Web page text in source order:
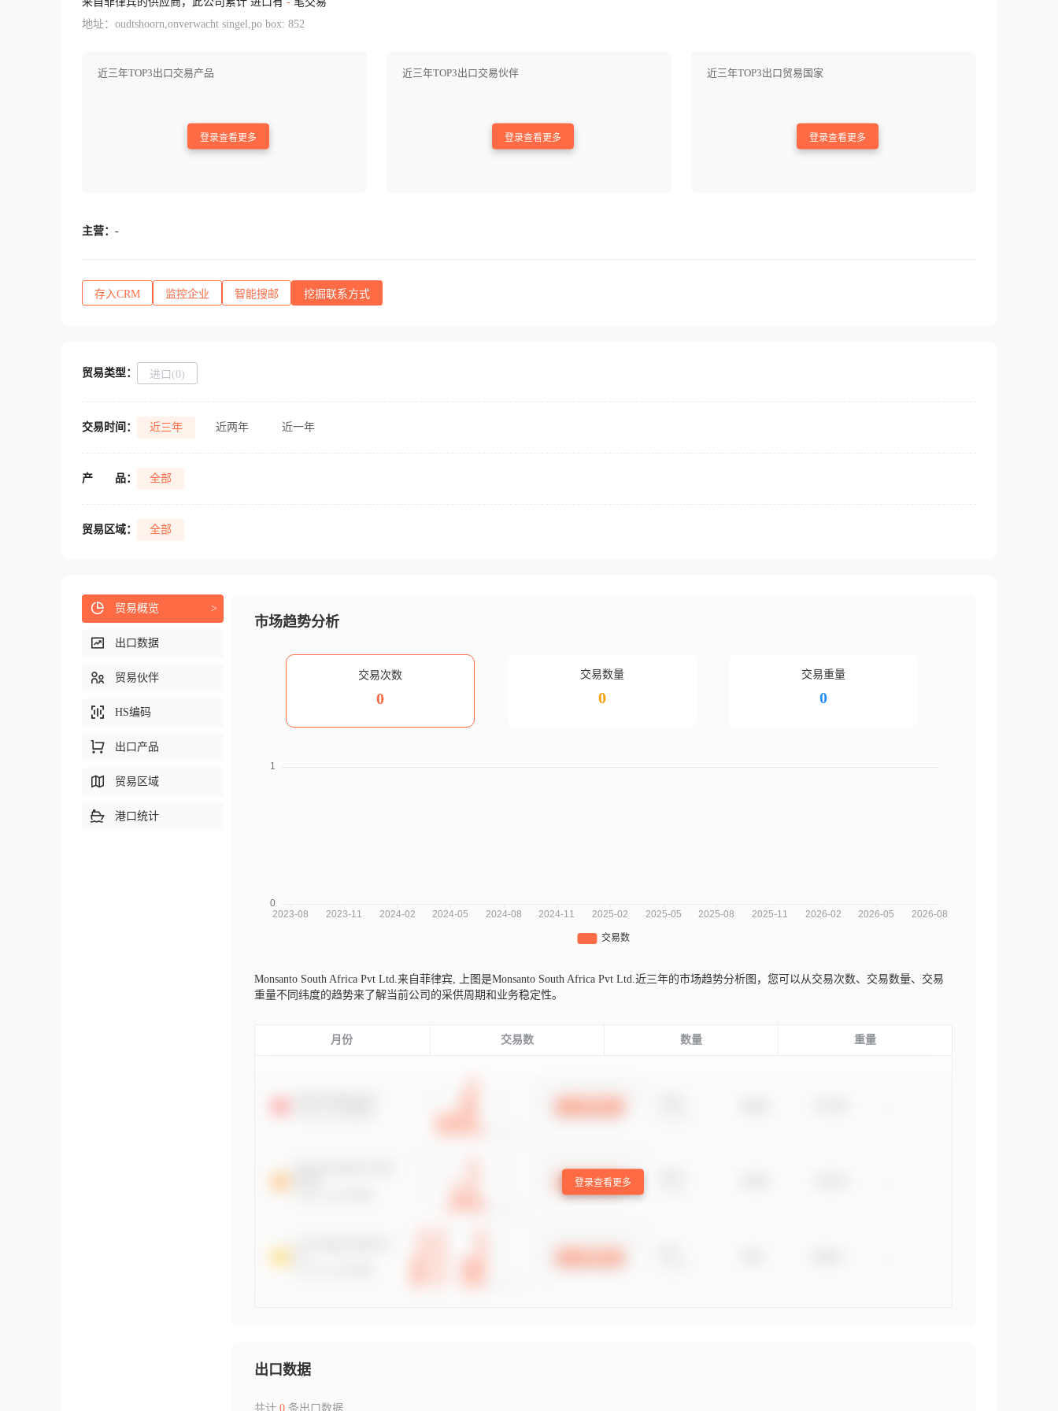
地址：oudtshoorn,onverwacht singel,po box: 852
近三年TOP3出口交易产品
登录查看更多
近三年TOP3出口交易伙伴
登录查看更多
近三年TOP3出口贸易国家
登录查看更多
主营： -
存入CRM 监控企业 智能搜邮 挖掘联系方式
贸易类型： 进口(0)
交易时间： 近三年 近两年 近一年
产 品： 全部
贸易区域： 全部
市场趋势分析
交易次数
0
交易数量
0
交易重量
0
Monsanto South Africa Pvt Ltd.来自菲律宾,
上图是Monsanto South Africa Pvt Ltd.近三年的市场趋势分析图，您可以从交易次数、交易数量、交易
重量不同纬度的趋势来了解当前公司的采供周期和业务稳定性。
月份 交易数 数量 重量
登录查看更多
出口数据
共计 0条出口数据
贸易概览 >
出口数据
贸易伙伴
HS编码
出口产品
贸易区域
港口统计